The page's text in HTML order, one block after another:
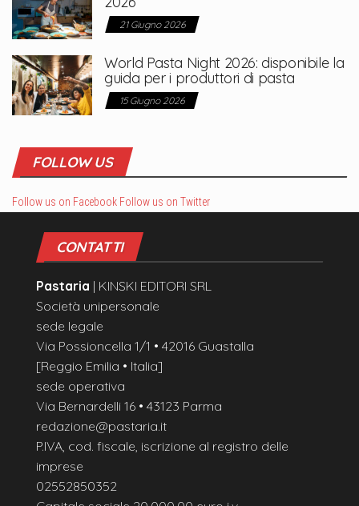
21 Giugno 2026
World Pasta Night 2026: disponibile la
guida per i produttori di pasta
15 Giugno 2026
FOLLOW US
Follow us on Facebook Follow us on Twitter
CONTATTI
Pastaria | KINSKI EDITORI SRL
Società unipersonale
sede legale
Via Possioncella 1/1 • 42016 Guastalla
[Reggio Emilia • Italia]
sede operativa
Via Bernardelli 16 • 43123 Parma
redazione@pastaria.it
P.IVA, cod. fiscale, iscrizione al registro delle
imprese
02552850352